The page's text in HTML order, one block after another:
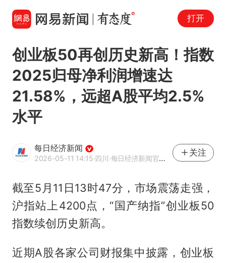
打开
创业板50再创历史新高！指数
2025归母净利润增速达
21.58%，远超A股平均2.5%
水平
每日经济新闻
2026-05-11 14:15·四川·每日经济新闻官方网易号
关注
截至5月11日13时47分，市场震荡走强，
沪指站上4200点，“国产纳指”创业板50
指数续创历史新高。
近期A股各家公司财报集中披露，创业板